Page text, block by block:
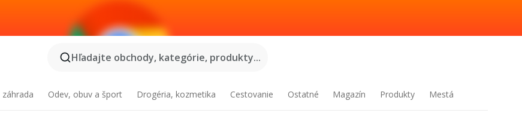
Hľadajte obchody, kategórie, produkty...
Odev, obuv a šport Drogéria, kozmetika Cestovanie Ostatné Magazín Produkty Mestá